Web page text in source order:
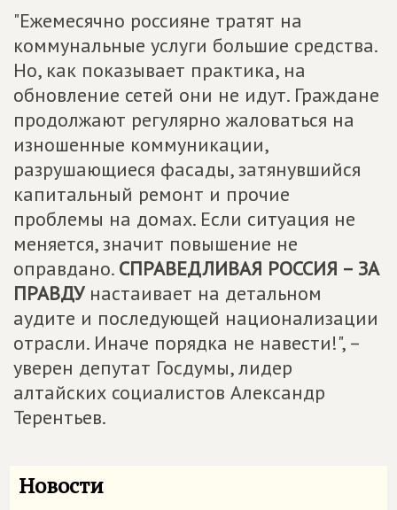
"Ежемесячно россияне тратят на
коммунальные услуги большие средства.
Но, как показывает практика, на
обновление сетей они не идут. Граждане
продолжают регулярно жаловаться на
изношенные коммуникации,
разрушающиеся фасады, затянувшийся
капитальный ремонт и прочие
проблемы на домах. Если ситуация не
меняется, значит повышение не
оправдано. СПРАВЕДЛИВАЯ РОССИЯ – ЗА
ПРАВДУнастаивает на детальном
аудите и последующей национализации
отрасли. Иначе порядка не навести!", –
уверен депутат Госдумы, лидер
алтайских социалистов Александр
Терентьев.
Новости